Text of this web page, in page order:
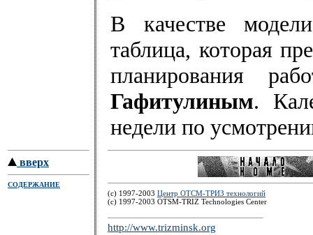
В качестве
таблица, которая
планирования
Гафитулиным.
недели по
вверх
СОДЕРЖАНИЕ
(c) 1997-2003 Центр ОТСМ-ТРИЗ технологий
(с) 1997-2003 OTSM-TRIZ Technologies Center
http://www.trizminsk.org